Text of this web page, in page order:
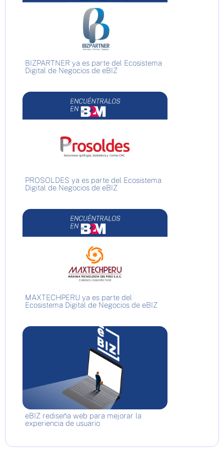
BIZPARTNER ya es parte del Ecosistema
Digital de Negocios de eBIZ
PROSOLDES ya es parte del Ecosistema
Digital de Negocios de eBIZ
MAXTECHPERU ya es parte del
Ecosistema Digital de Negocios de eBIZ
eBIZ rediseña web para mejorar la
experiencia de usuario